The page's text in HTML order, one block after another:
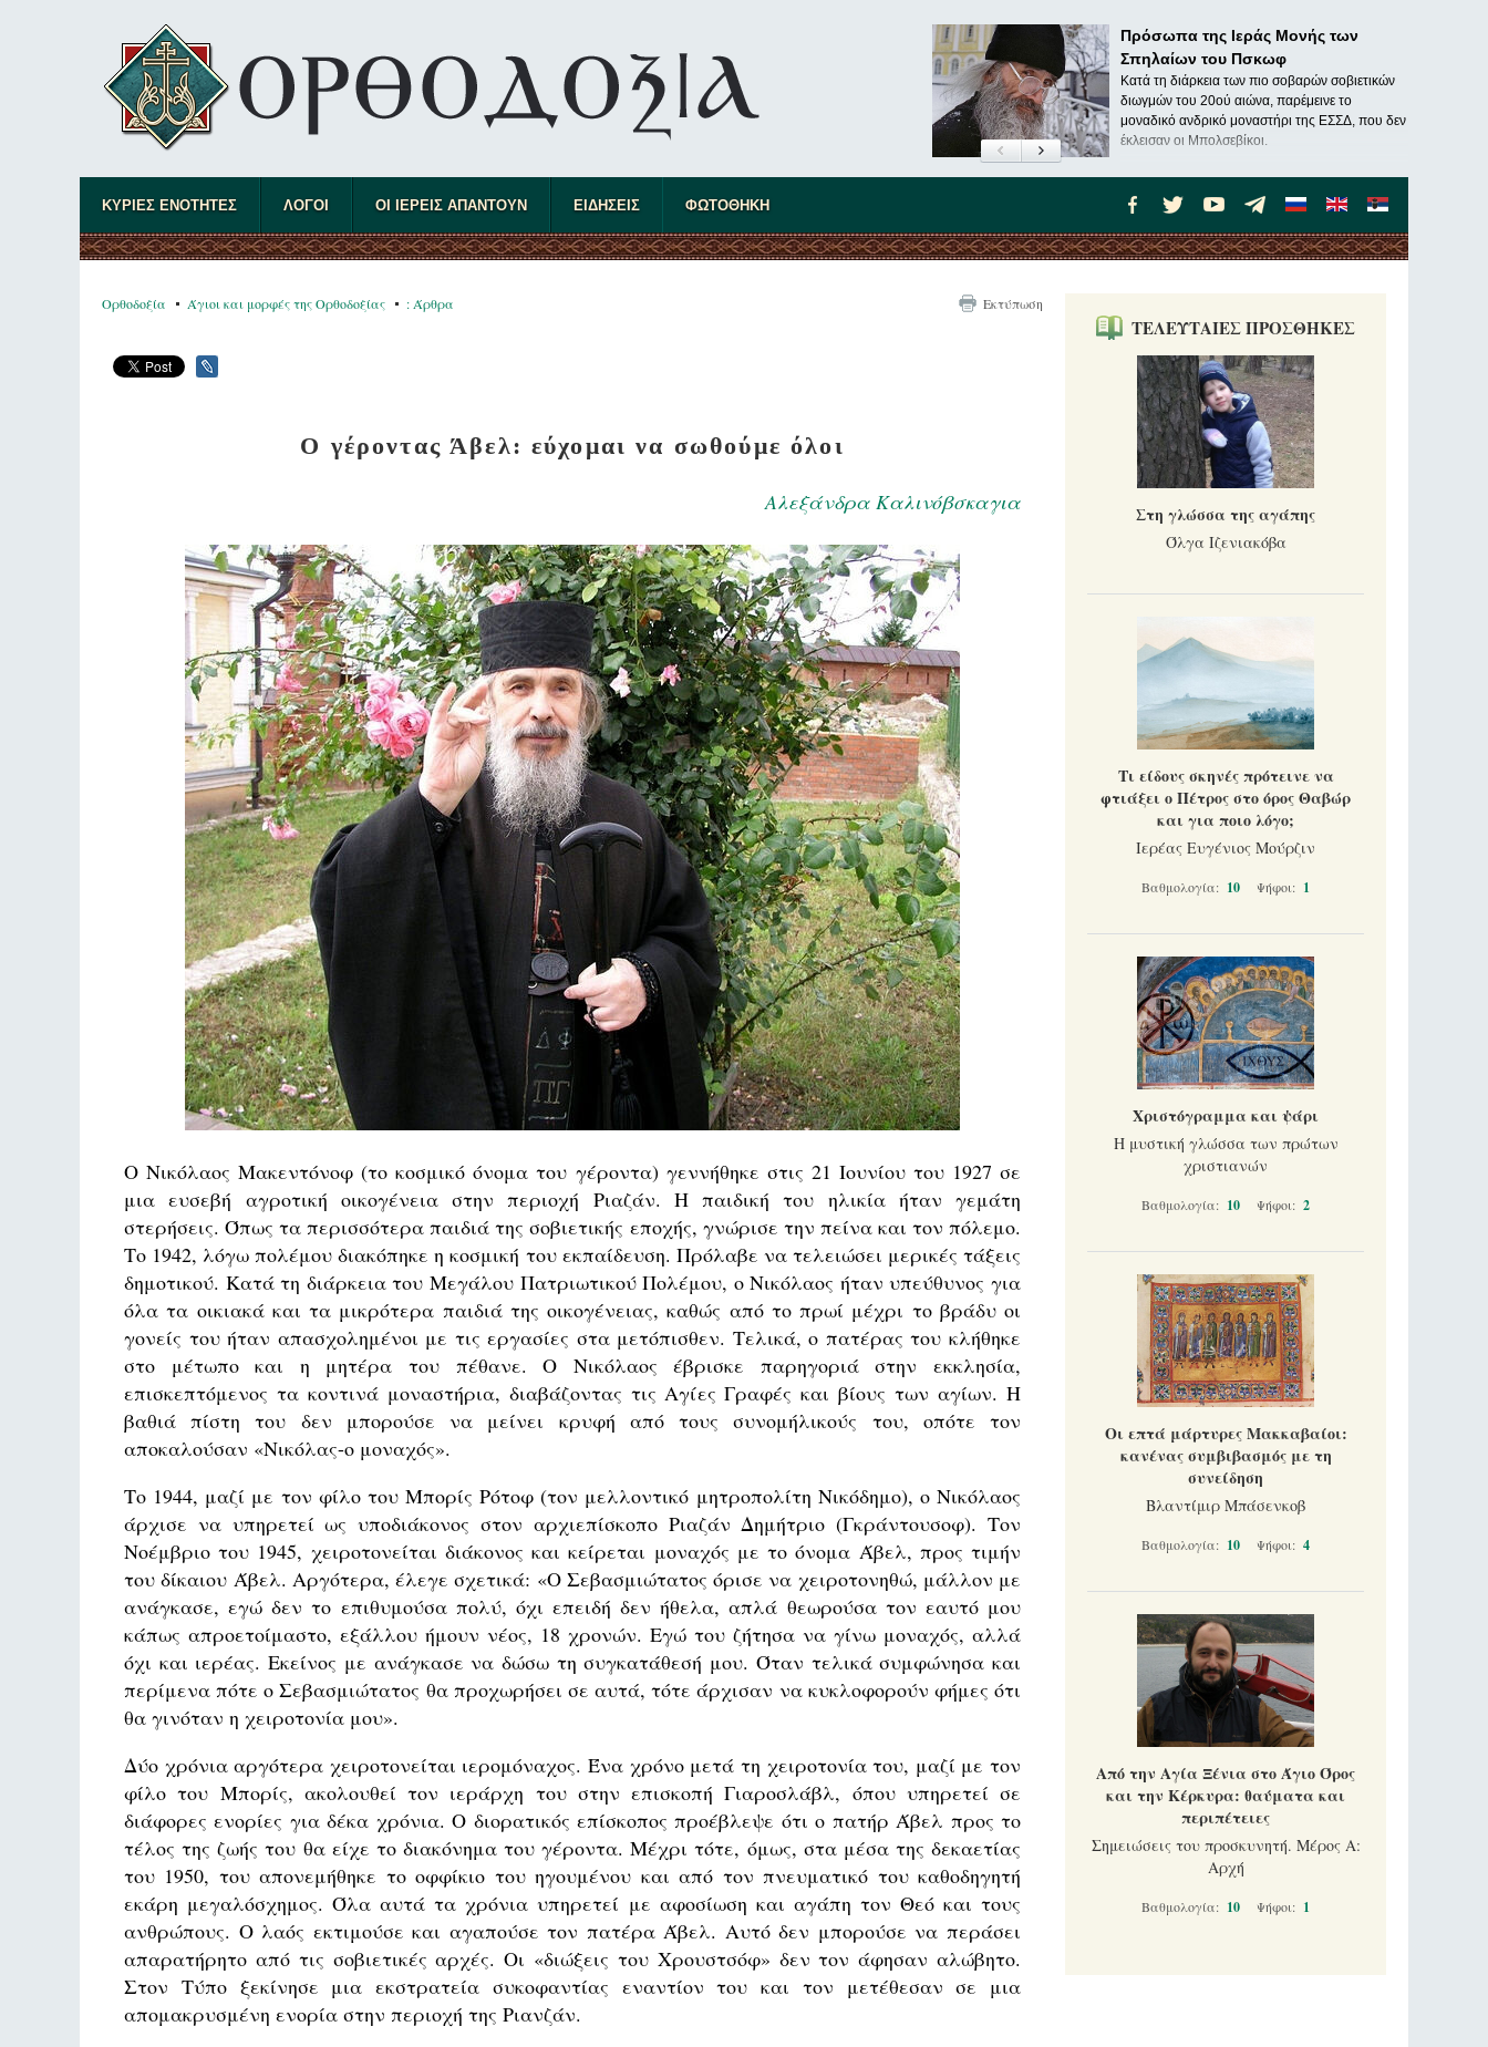
Πρόσωπα της Ιεράς Μονής των
Σπηλαίων του Πσκωφ
Κατά τη διάρκεια των πιο σοβαρών σοβιετικών
διωγμών του 20ού αιώνα, παρέμεινε το
μοναδικό ανδρικό μοναστήρι της ΕΣΣΔ, που δεν
έκλεισαν οι Μπολσεβίκοι.
ΚΥΡΙΕΣ ΕΝΟΤΗΤΕΣ ΛΟΓΟΙ ΟΙ ΙΕΡΕΙΣ ΑΠΑΝΤΟΥΝ ΕΙΔΗΣΕΙΣ ΦΩΤΟΘΗΚΗ
Ορθοδοξία Άγιοι και μορφές της Ορθοδοξίας : Άρθρα Εκτύπωση
Ο γέροντας Άβελ: εύχομαι να σωθούμε όλοι
Αλεξάνδρα Καλινόβσκαγια
Ο Νικόλαος Μακεντόνοφ (το κοσμικό όνομα του γέροντα) γεννήθηκε στις 21 Ιουνίου του 1927 σε
μια ευσεβή αγροτική οικογένεια στην περιοχή Ριαζάν. Η παιδική του ηλικία ήταν γεμάτη
στερήσεις. Όπως τα περισσότερα παιδιά της σοβιετικής εποχής, γνώρισε την πείνα και τον πόλεμο.
Το 1942, λόγω πολέμου διακόπηκε η κοσμική του εκπαίδευση. Πρόλαβε να τελειώσει μερικές τάξεις
δημοτικού. Κατά τη διάρκεια του Μεγάλου Πατριωτικού Πολέμου, ο Νικόλαος ήταν υπεύθυνος για
όλα τα οικιακά και τα μικρότερα παιδιά της οικογένειας, καθώς από το πρωί μέχρι το βράδυ οι
γονείς του ήταν απασχολημένοι με τις εργασίες στα μετόπισθεν. Τελικά, ο πατέρας του κλήθηκε
στο μέτωπο και η μητέρα του πέθανε. Ο Νικόλαος έβρισκε παρηγοριά στην εκκλησία,
επισκεπτόμενος τα κοντινά μοναστήρια, διαβάζοντας τις Αγίες Γραφές και βίους των αγίων. Η
βαθιά πίστη του δεν μπορούσε να μείνει κρυφή από τους συνομήλικούς του, οπότε τον
αποκαλούσαν «Νικόλας-ο μοναχός».
Το 1944, μαζί με τον φίλο του Μπορίς Ρότοφ (τον μελλοντικό μητροπολίτη Νικόδημο), ο Νικόλαος
άρχισε να υπηρετεί ως υποδιάκονος στον αρχιεπίσκοπο Ριαζάν Δημήτριο (Γκράντουσοφ). Τον
Νοέμβριο του 1945, χειροτονείται διάκονος και κείρεται μοναχός με το όνομα Άβελ, προς τιμήν
του δίκαιου Άβελ. Αργότερα, έλεγε σχετικά: «Ο Σεβασμιώτατος όρισε να χειροτονηθώ, μάλλον με
ανάγκασε, εγώ δεν το επιθυμούσα πολύ, όχι επειδή δεν ήθελα, απλά θεωρούσα τον εαυτό μου
κάπως απροετοίμαστο, εξάλλου ήμουν νέος, 18 χρονών. Εγώ του ζήτησα να γίνω μοναχός, αλλά
όχι και ιερέας. Εκείνος με ανάγκασε να δώσω τη συγκατάθεσή μου. Όταν τελικά συμφώνησα και
περίμενα πότε ο Σεβασμιώτατος θα προχωρήσει σε αυτά, τότε άρχισαν να κυκλοφορούν φήμες ότι
θα γινόταν η χειροτονία μου».
Δύο χρόνια αργότερα χειροτονείται ιερομόναχος. Ένα χρόνο μετά τη χειροτονία του, μαζί με τον
φίλο του Μπορίς, ακολουθεί τον ιεράρχη του στην επισκοπή Γιαροσλάβλ, όπου υπηρετεί σε
διάφορες ενορίες για δέκα χρόνια. Ο διορατικός επίσκοπος προέβλεψε ότι ο πατήρ Άβελ προς το
τέλος της ζωής του θα είχε το διακόνημα του γέροντα. Μέχρι τότε, όμως, στα μέσα της δεκαετίας
του 1950, του απονεμήθηκε το οφφίκιο του ηγουμένου και από τον πνευματικό του καθοδηγητή
εκάρη μεγαλόσχημος. Όλα αυτά τα χρόνια υπηρετεί με αφοσίωση και αγάπη τον Θεό και τους
ανθρώπους. Ο λαός εκτιμούσε και αγαπούσε τον πατέρα Άβελ. Αυτό δεν μπορούσε να περάσει
απαρατήρητο από τις σοβιετικές αρχές. Οι «διώξεις του Χρουστσόφ» δεν τον άφησαν αλώβητο.
Στον Τύπο ξεκίνησε μια εκστρατεία συκοφαντίας εναντίον του και τον μετέθεσαν σε μια
απομακρυσμένη ενορία στην περιοχή της Ριανζάν.
ΤΕΛΕΥΤΑΙΕΣ ΠΡΟΣΘΗΚΕΣ
Στη γλώσσα της αγάπης
Όλγα Ιζενιακόβα
Τι είδους σκηνές πρότεινε να
φτιάξει ο Πέτρος στο όρος Θαβώρ
και για ποιο λόγο;
Ιερέας Ευγένιος Μούρζιν
Βαθμολογία: 10 Ψήφοι: 1
Χριστόγραμμα και ψάρι
Η μυστική γλώσσα των πρώτων
χριστιανών
Βαθμολογία: 10 Ψήφοι: 2
Οι επτά μάρτυρες Μακκαβαίοι:
κανένας συμβιβασμός με τη
συνείδηση
Βλαντίμιρ Μπάσενκοβ
Βαθμολογία: 10 Ψήφοι: 4
Από την Αγία Ξένια στο Άγιο Όρος
και την Κέρκυρα: θαύματα και
περιπέτειες
Σημειώσεις του προσκυνητή. Μέρος Α:
Αρχή
Βαθμολογία: 10 Ψήφοι: 1